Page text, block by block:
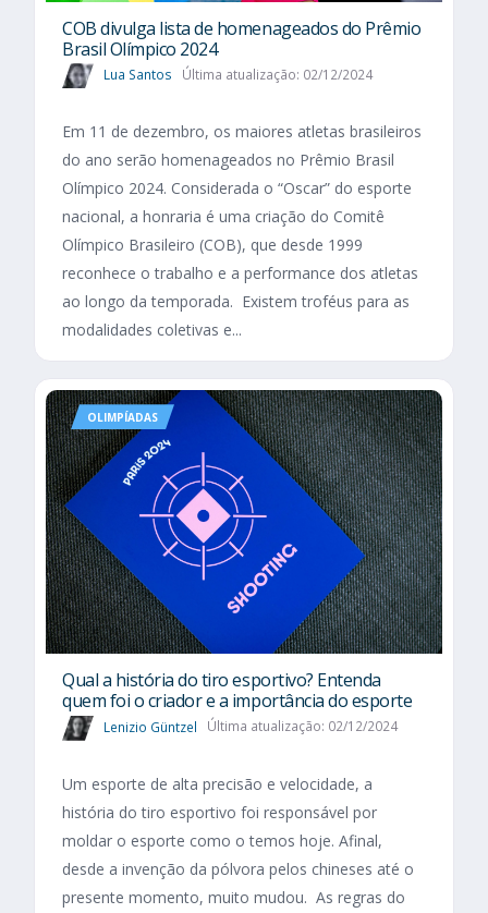
COB divulga lista de homenageados do Prêmio
Brasil Olímpico 2024
Lua Santos Última atualização: 02/12/2024
Em 11 de dezembro, os maiores atletas brasileiros
do ano serão homenageados no Prêmio Brasil
Olímpico 2024. Considerada o “Oscar” do esporte
nacional, a honraria é uma criação do Comitê
Olímpico Brasileiro (COB), que desde 1999
reconhece o trabalho e a performance dos atletas
ao longo da temporada. Existem troféus para as
modalidades coletivas e...
OLIMPÍADAS
Qual a história do tiro esportivo? Entenda
quem foi o criador e a importância do esporte
Lenizio Güntzel Última atualização: 02/12/2024
Um esporte de alta precisão e velocidade, a
história do tiro esportivo foi responsável por
moldar o esporte como o temos hoje. Afinal,
desde a invenção da pólvora pelos chineses até o
presente momento, muito mudou. As regras do